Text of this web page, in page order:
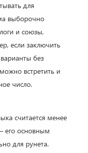
для
выборочно
и союзы,
если заключить
без
встретить и
число.
считается менее
его основным
для рунета.